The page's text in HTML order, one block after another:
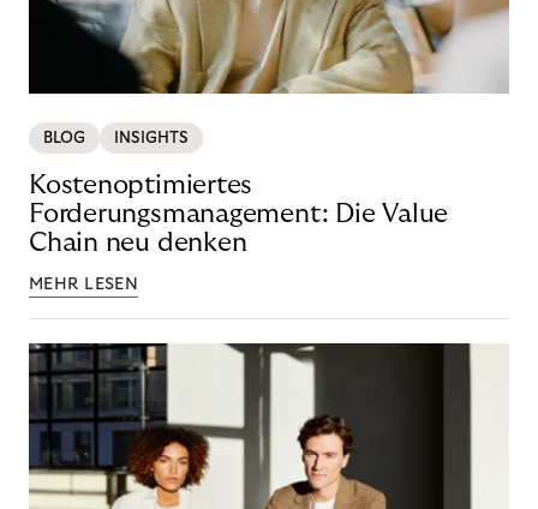
BLOG INSIGHTS
Kostenoptimiertes
Forderungsmanagement: Die Value
Chain neu denken
MEHR LESEN